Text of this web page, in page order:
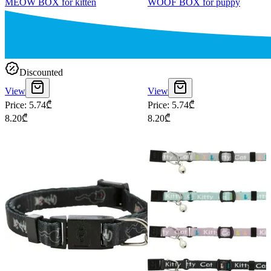
MEOW BOX for kitten WOOF BOX for puppy
Discounted
View
Price: 5.74₾
8.20₾
View
Price: 5.74₾
8.20₾